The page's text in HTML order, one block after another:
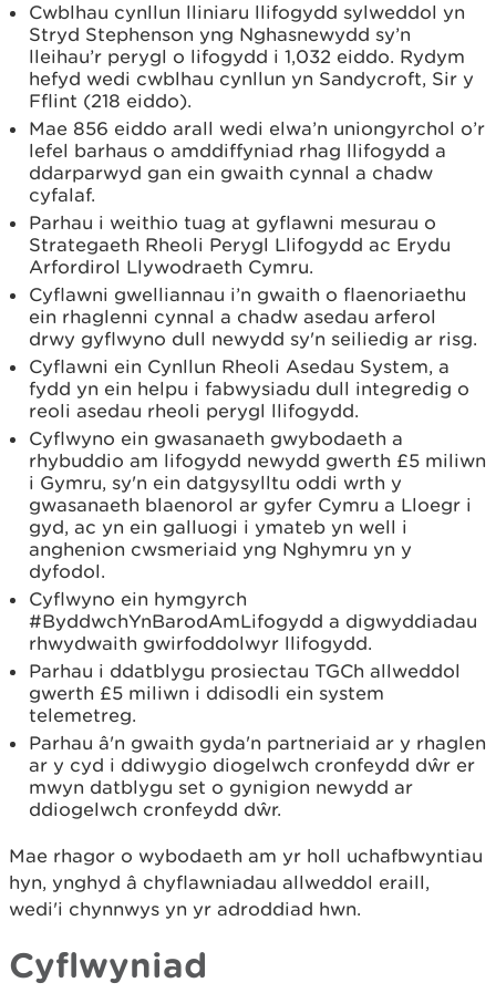
Cwblhau cynllun lliniaru llifogydd sylweddol yn
Stryd Stephenson yng Nghasnewydd sy’n
lleihau’r perygl o lifogydd i 1,032 eiddo. Rydym
hefyd wedi cwblhau cynllun yn Sandycroft, Sir y
Fflint (218 eiddo).
Mae 856 eiddo arall wedi elwa’n uniongyrchol o’r
lefel barhaus o amddiffyniad rhag llifogydd a
ddarparwyd gan ein gwaith cynnal a chadw
cyfalaf.
Parhau i weithio tuag at gyflawni mesurau o
Strategaeth Rheoli Perygl Llifogydd ac Erydu
Arfordirol Llywodraeth Cymru.
Cyflawni gwelliannau i’n gwaith o flaenoriaethu
ein rhaglenni cynnal a chadw asedau arferol
drwy gyflwyno dull newydd sy'n seiliedig ar risg.
Cyflawni ein Cynllun Rheoli Asedau System, a
fydd yn ein helpu i fabwysiadu dull integredig o
reoli asedau rheoli perygl llifogydd.
Cyflwyno ein gwasanaeth gwybodaeth a
rhybuddio am lifogydd newydd gwerth £5 miliwn
i Gymru, sy'n ein datgysylltu oddi wrth y
gwasanaeth blaenorol ar gyfer Cymru a Lloegr i
gyd, ac yn ein galluogi i ymateb yn well i
anghenion cwsmeriaid yng Nghymru yn y
dyfodol.
Cyflwyno ein hymgyrch
#ByddwchYnBarodAmLifogydd a digwyddiadau
rhwydwaith gwirfoddolwyr llifogydd.
Parhau i ddatblygu prosiectau TGCh allweddol
gwerth £5 miliwn i ddisodli ein system
telemetreg.
Parhau â'n gwaith gyda'n partneriaid ar y rhaglen
ar y cyd i ddiwygio diogelwch cronfeydd dŵr er
mwyn datblygu set o gynigion newydd ar
ddiogelwch cronfeydd dŵr.
Mae rhagor o wybodaeth am yr holl uchafbwyntiau
hyn, ynghyd â chyflawniadau allweddol eraill,
wedi'i chynnwys yn yr adroddiad hwn.
Cyflwyniad